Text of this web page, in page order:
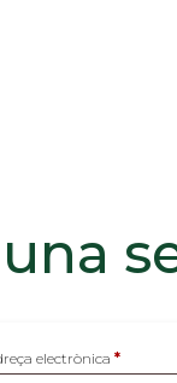
electrònica *